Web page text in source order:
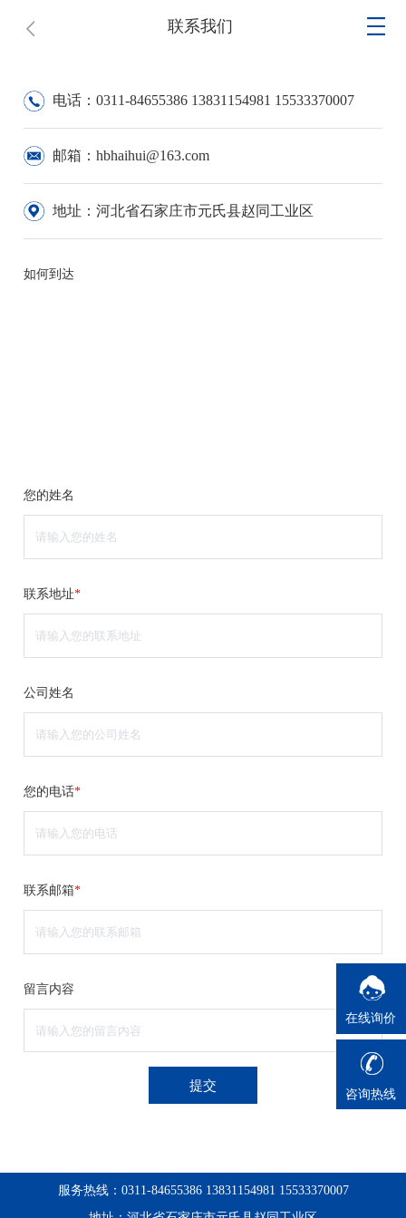
联系我们
电话：0311-84655386 13831154981 15533370007
邮箱：hbhaihui@163.com
地址：河北省石家庄市元氏县赵同工业区
如何到达
您的姓名
联系地址*
公司姓名
您的电话*
联系邮箱*
留言内容
提交
在线询价
咨询热线
服务热线：0311-84655386 13831154981 15533370007